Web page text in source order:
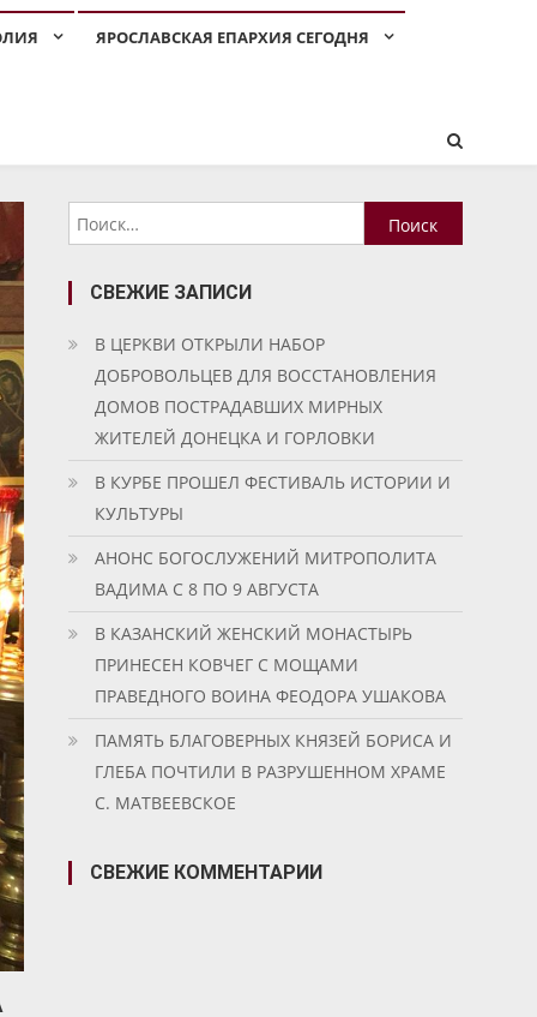
ЯРОСЛАВСКАЯ ЕПАРХИЯ СЕГОДНЯ
Найти:
СВЕЖИЕ ЗАПИСИ
В ЦЕРКВИ ОТКРЫЛИ НАБОР
ДОБРОВОЛЬЦЕВ ДЛЯ ВОССТАНОВЛЕНИЯ
ДОМОВ ПОСТРАДАВШИХ МИРНЫХ
ЖИТЕЛЕЙ ДОНЕЦКА И ГОРЛОВКИ
В КУРБЕ ПРОШЕЛ ФЕСТИВАЛЬ ИСТОРИИ И
КУЛЬТУРЫ
АНОНС БОГОСЛУЖЕНИЙ МИТРОПОЛИТА
ВАДИМА С 8 ПО 9 АВГУСТА
В КАЗАНСКИЙ ЖЕНСКИЙ МОНАСТЫРЬ
ПРИНЕСЕН КОВЧЕГ С МОЩАМИ
ПРАВЕДНОГО ВОИНА ФЕОДОРА УШАКОВА
ПАМЯТЬ БЛАГОВЕРНЫХ КНЯЗЕЙ БОРИСА И
ГЛЕБА ПОЧТИЛИ В РАЗРУШЕННОМ ХРАМЕ
С. МАТВЕЕВСКОЕ
СВЕЖИЕ КОММЕНТАРИИ